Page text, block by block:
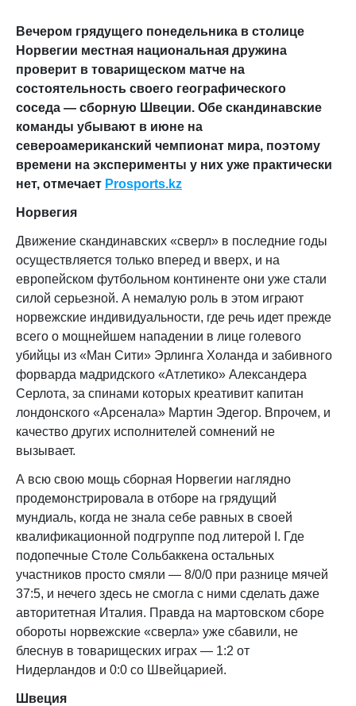
Вечером грядущего понедельника в столице
Норвегии местная национальная дружина
проверит в товарищеском матче на
состоятельность своего географического
соседа — сборную Швеции. Обе скандинавские
команды убывают в июне на
североамериканский чемпионат мира, поэтому
времени на эксперименты у них уже практически
нет, отмечает Prosports.kz
Норвегия
Движение скандинавских «сверл» в последние годы
осуществляется только вперед и вверх, и на
европейском футбольном континенте они уже стали
силой серьезной. А немалую роль в этом играют
норвежские индивидуальности, где речь идет прежде
всего о мощнейшем нападении в лице голевого
убийцы из «Ман Сити» Эрлинга Холанда и забивного
форварда мадридского «Атлетико» Александера
Серлота, за спинами которых креативит капитан
лондонского «Арсенала» Мартин Эдегор. Впрочем, и
качество других исполнителей сомнений не
вызывает.
А всю свою мощь сборная Норвегии наглядно
продемонстрировала в отборе на грядущий
мундиаль, когда не знала себе равных в своей
квалификационной подгруппе под литерой I. Где
подопечные Столе Сольбаккена остальных
участников просто смяли — 8/0/0 при разнице мячей
37:5, и нечего здесь не смогла с ними сделать даже
авторитетная Италия. Правда на мартовском сборе
обороты норвежские «сверла» уже сбавили, не
блеснув в товарищеских играх — 1:2 от
Нидерландов и 0:0 со Швейцарией.
Швеция